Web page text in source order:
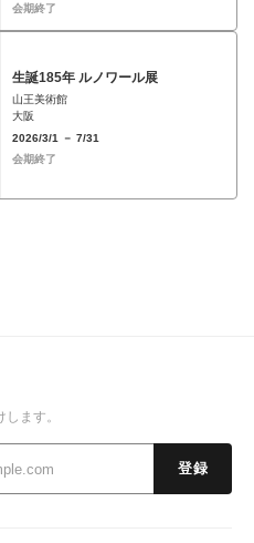
会期終了
生誕185年 ルノワール展
山王美術館
大阪
2026/3/1 － 7/31
会期終了
ます。
登録